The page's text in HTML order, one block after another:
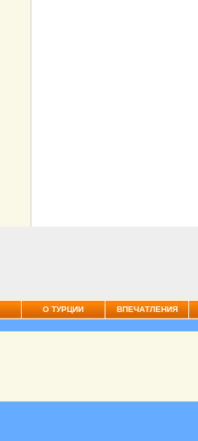
О ТУРЦИИ ВПЕЧАТЛЕНИЯ